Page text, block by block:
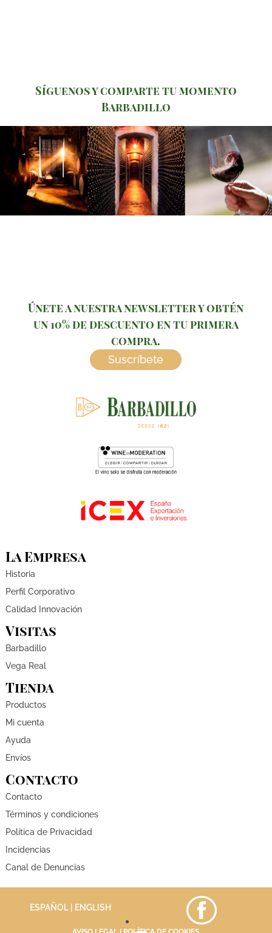
Síguenos y comparte tu momento
Barbadillo
Únete a nuestra newsletter y obtén
un 10% de descuento en tu primera
compra.
Suscríbete
La Empresa
Historia
Perfil Corporativo
Calidad Innovación
Visitas
Barbadillo
Vega Real
Tienda
Productos
Mi cuenta
Ayuda
Envíos
Contacto
Contacto
Términos y condiciones
Política de Privacidad
Incidencias
Canal de Denuncias
ESPAÑOL | ENGLISH